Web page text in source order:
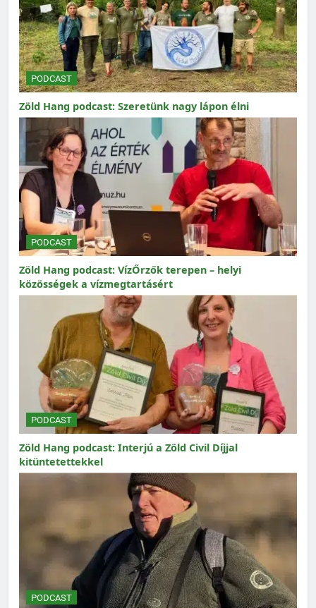
PODCAST
Zöld Hang podcast: Szeretünk nagy lápon élni
PODCAST
Zöld Hang podcast: VízŐrzők terepen – helyi
közösségek a vízmegtartásért
PODCAST
Zöld Hang podcast: Interjú a Zöld Civil Díjjal
kitüntetettekkel
PODCAST